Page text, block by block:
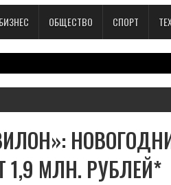
БИЗНЕС ОБЩЕСТВО СПОРТ
1,9 МЛН. РУБЛЕЙ*